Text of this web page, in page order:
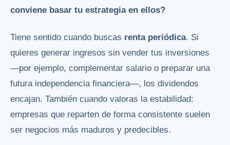
conviene basar tu estrategia en ellos?
Tiene sentido cuando buscas renta periódica. Si
quieres generar ingresos sin vender tus inversiones
—por ejemplo, complementar salario o preparar una
futura independencia financiera—, los dividendos
encajan. También cuando valoras la estabilidad:
empresas que reparten de forma consistente suelen
ser negocios más maduros y predecibles.